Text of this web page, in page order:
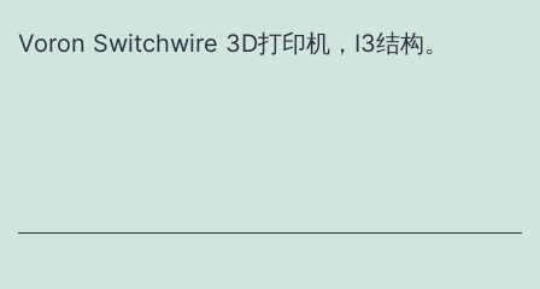
Voron Switchwire 3D打印机，I3结构。